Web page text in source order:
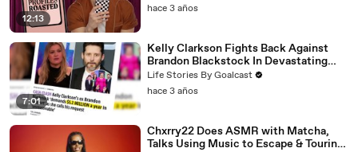
12:13
hace 3 años
7:01
Kelly Clarkson Fights Back Against
Brandon Blackstock In Devastating
Divorce Battle
Life Stories By Goalcast
hace 3 años
Chxrry22 Does ASMR with Matcha,
Talks Using Music to Escape & Touring